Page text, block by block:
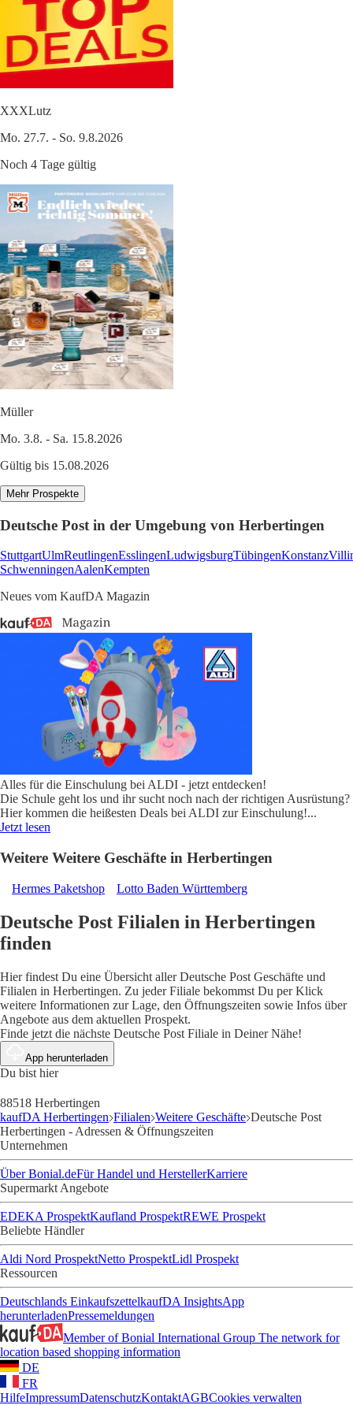
XXXLutz
Mo. 27.7. - So. 9.8.2026
Noch 4 Tage gültig
Müller
Mo. 3.8. - Sa. 15.8.2026
Gültig bis 15.08.2026
Mehr Prospekte
Deutsche Post in der Umgebung von Herbertingen
StuttgartUlmReutlingenEsslingenLudwigsburgTübingenKonstanz
SchwenningenAalenKempten
Neues vom KaufDA Magazin
Alles für die Einschulung bei ALDI - jetzt entdecken!
Die Schule geht los und ihr sucht noch nach der richtigen Ausrüstung?
Hier kommen die heißesten Deals bei ALDI zur Einschulung!...
Jetzt lesen
Weitere Weitere Geschäfte in Herbertingen
Hermes Paketshop Lotto Baden Württemberg
Deutsche Post Filialen in Herbertingen
finden
Hier findest Du eine Übersicht aller Deutsche Post Geschäfte und
Filialen in Herbertingen. Zu jeder Filiale bekommst Du per Klick
weitere Informationen zur Lage, den Öffnungszeiten sowie Infos über
Angebote aus dem aktuellen Prospekt.
Finde jetzt die nächste Deutsche Post Filiale in Deiner Nähe!
App herunterladen
Du bist hier
88518 Herbertingen
kaufDA Herbertingen Filialen Weitere Geschäfte Deutsche Post
Herbertingen - Adressen & Öffnungszeiten
Unternehmen
Über Bonial.deFür Handel und HerstellerKarriere
Supermarkt Angebote
EDEKA ProspektKaufland ProspektREWE Prospekt
Beliebte Händler
Aldi Nord ProspektNetto ProspektLidl Prospekt
Ressourcen
Deutschlands EinkaufszettelkaufDA InsightsApp
herunterladenPressemeldungen
Member of Bonial International Group The network for
location based shopping information
DE
FR
HilfeImpressumDatenschutzKontaktAGBCookies verwalten